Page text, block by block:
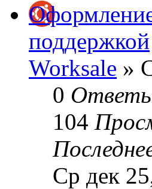
поддержкой
Worksale »
0
104
Ср дек